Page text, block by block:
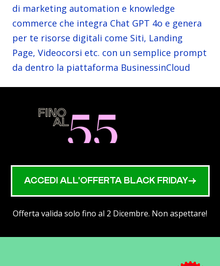
di marketing automation e knowledge
commerce che integra Chat GPT 4o e genera
per te risorse digitali come Siti, Landing
Page, Videocorsi etc. con un semplice prompt
da dentro la piattaforma BusinessinCloud
ACCEDI ALL'OFFERTA BLACK FRIDAY->
Offerta valida solo fino al 2 Dicembre. Non aspettare!